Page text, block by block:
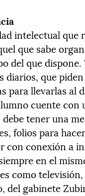
intelectual
que sabe
del que
diarios, que
para llevarlas al
cuente
tener una
folios para
con conexión a
en el
como
del gabinete